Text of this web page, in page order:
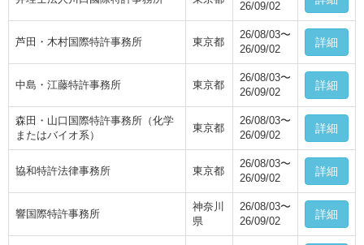
26/09/02
芦田・木村国際特許事務所 東京都
26/08/03〜
26/09/02
詳細
中島・江藤特許事務所 東京都
26/08/03〜
26/09/02
詳細
森田・山口国際特許事務所（化学
またはバイオ系）
東京都
26/08/03〜
26/09/02
詳細
協和特許法律事務所 東京都
26/08/03〜
26/09/02
詳細
響国際特許事務所
神奈川
県
26/08/03〜
26/09/02
詳細